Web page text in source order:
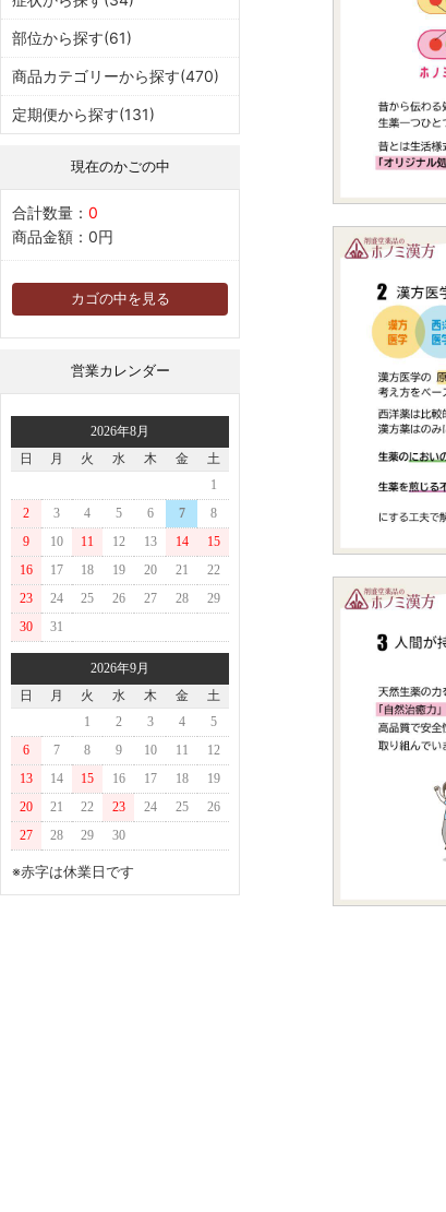
部位から探す(61)
商品カテゴリーから探す(470)
定期便から探す(131)
現在のかごの中
合計数量： 0
商品金額： 0円
カゴの中を見る
営業カレンダー
2026年8月
日
月 火 水 木 金
土
1
2
3 4 5 6 7
8
9
10 11 12 13 14
15
16
17 18 19 20 21
22
23
24 25 26 27 28
29
30
31
2026年9月
日
月 火 水 木 金
土
1
2 3 4
5
6
7 8 9 10 11
12
13
14 15 16 17 18
19
20
21 22 23 24 25
26
27
28 29 30
※赤字は休業日です